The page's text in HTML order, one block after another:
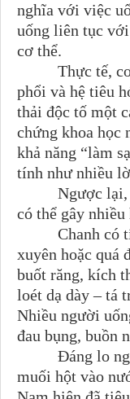
nghĩa với việc
uống liên tục
cơ thể.
Thực tế, cơ
phổi và hệ tiêu
thải độc tố một
chứng khoa học
khả năng “làm
tính như nhiều
Ngược lại,
có thể gây
Chanh có
xuyên hoặc quá
buốt răng, kích
loét dạ dày – tá
Nhiều người
đau bụng, buồn
Đáng lo ngại
muối hột vào